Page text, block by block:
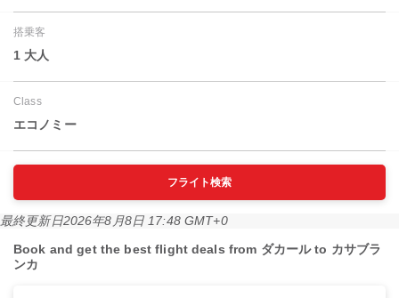
搭乗客
1 大人
Class
エコノミー
フライト検索
最終更新日2026年8月8日 17:48 GMT+0
Book and get the best flight deals from ダカール to カサブラ
ンカ